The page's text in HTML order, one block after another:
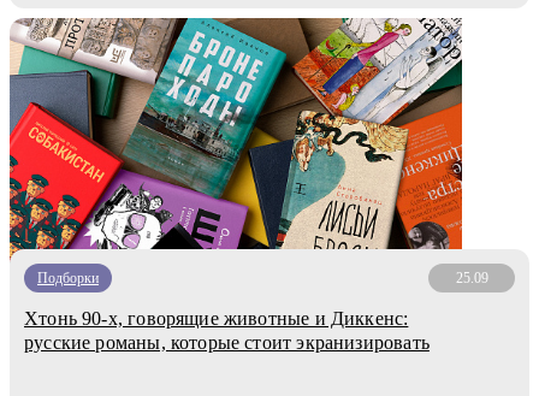
Подборки 25.09
Хтонь 90-х, говорящие животные и Диккенс:
русские романы, которые стоит экранизировать